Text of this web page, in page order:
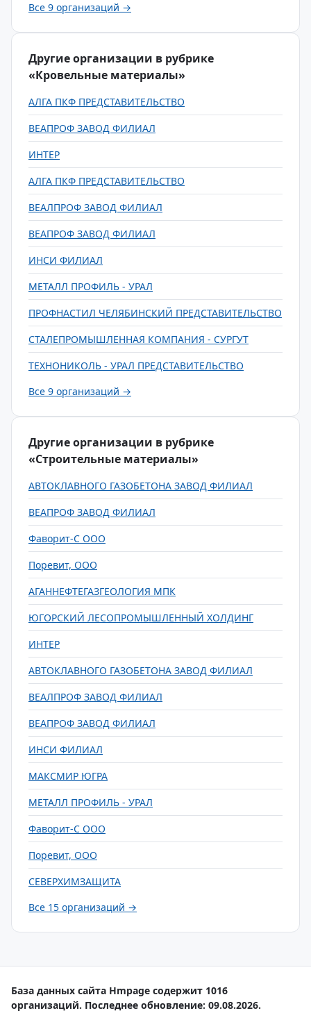
Все 9 организаций →
Другие организации в рубрике
«Кровельные материалы»
АЛГА ПКФ ПРЕДСТАВИТЕЛЬСТВО
ВЕАПРОФ ЗАВОД ФИЛИАЛ
ИНТЕР
АЛГА ПКФ ПРЕДСТАВИТЕЛЬСТВО
ВЕАЛПРОФ ЗАВОД ФИЛИАЛ
ВЕАПРОФ ЗАВОД ФИЛИАЛ
ИНСИ ФИЛИАЛ
МЕТАЛЛ ПРОФИЛЬ - УРАЛ
ПРОФНАСТИЛ ЧЕЛЯБИНСКИЙ ПРЕДСТАВИТЕЛЬСТВО
СТАЛЕПРОМЫШЛЕННАЯ КОМПАНИЯ - СУРГУТ
ТЕХНОНИКОЛЬ - УРАЛ ПРЕДСТАВИТЕЛЬСТВО
Все 9 организаций →
Другие организации в рубрике
«Строительные материалы»
АВТОКЛАВНОГО ГАЗОБЕТОНА ЗАВОД ФИЛИАЛ
ВЕАПРОФ ЗАВОД ФИЛИАЛ
Фаворит-С ООО
Поревит, ООО
АГАННЕФТЕГАЗГЕОЛОГИЯ МПК
ЮГОРСКИЙ ЛЕСОПРОМЫШЛЕННЫЙ ХОЛДИНГ
ИНТЕР
АВТОКЛАВНОГО ГАЗОБЕТОНА ЗАВОД ФИЛИАЛ
ВЕАЛПРОФ ЗАВОД ФИЛИАЛ
ВЕАПРОФ ЗАВОД ФИЛИАЛ
ИНСИ ФИЛИАЛ
МАКСМИР ЮГРА
МЕТАЛЛ ПРОФИЛЬ - УРАЛ
Фаворит-С ООО
Поревит, ООО
СЕВЕРХИМЗАЩИТА
Все 15 организаций →
База данных сайта Hmpage содержит 1016
организаций. Последнее обновление: 09.08.2026.